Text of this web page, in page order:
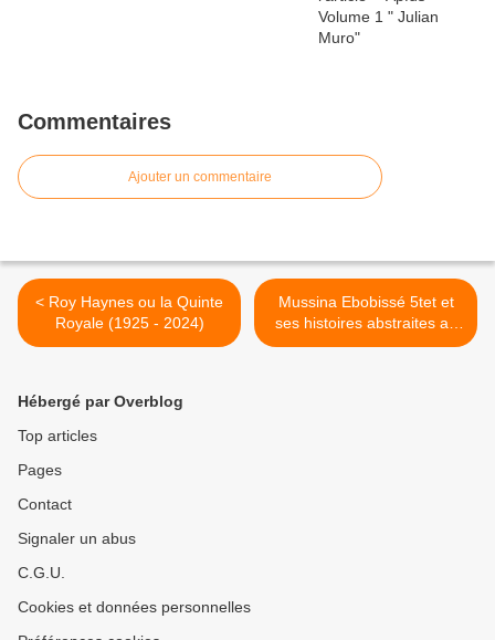
Commentaires
Ajouter un commentaire
< Roy Haynes ou la Quinte
Royale (1925 - 2024)
Mussina Ebobissé 5tet et
ses histoires abstraites au
Sunside >
Hébergé par Overblog
Top articles
Pages
Contact
Signaler un abus
C.G.U.
Cookies et données personnelles